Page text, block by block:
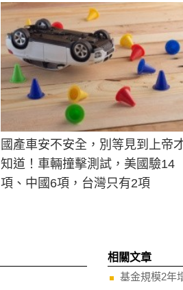
國產車安不安全，別等見到上帝
知道！車輛撞擊測試，美國驗14
項、中國6項，台灣只有2項
相關文章
基金規模2年